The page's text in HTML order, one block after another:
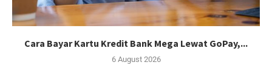
Cara Bayar Kartu Kredit Bank Mega Lewat GoPay,...
6 August 2026